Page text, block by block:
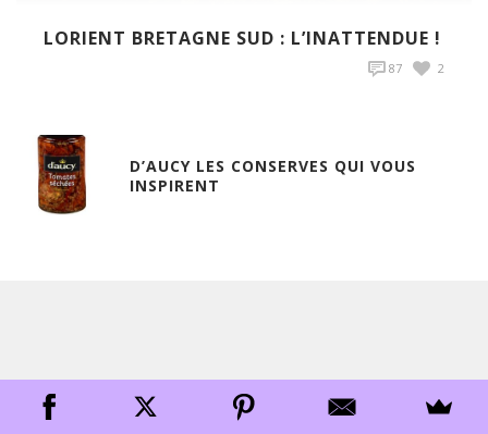
LORIENT BRETAGNE SUD : L’INATTENDUE !
87 2
D’AUCY LES CONSERVES QUI VOUS
INSPIRENT